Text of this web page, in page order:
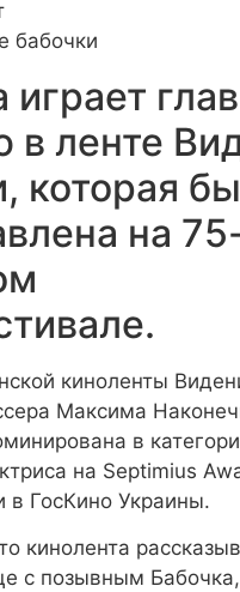
бабочки
играет
в ленте
которая
на
киноленты
Максима
в
на Septimius
в ГосКино Украины.
кинолента
с позывным Бабочка,